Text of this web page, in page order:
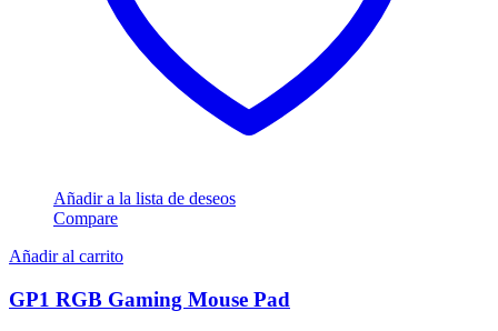
Añadir a la lista de deseos
Compare
Añadir al carrito
GP1 RGB Gaming Mouse Pad